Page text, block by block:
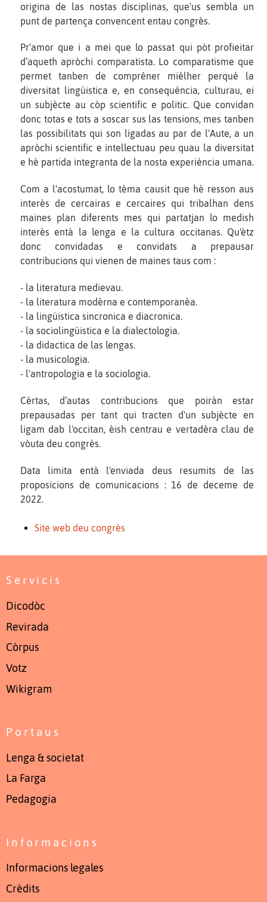
origina de las nostas disciplinas, que'us sembla un
punt de partença convencent entau congrès.
Pr'amor que i a mei que lo passat qui pòt profieitar
d’aqueth apròchi comparatista. Lo comparatisme que
permet tanben de compréner miélher perqué la
diversitat lingüistica e, en consequéncia, culturau, ei
un subjècte au còp scientific e politic. Que convidan
donc totas e tots a soscar sus las tensions, mes tanben
las possibilitats qui son ligadas au par de l'Aute, a un
apròchi scientific e intellectuau peu quau la diversitat
e hè partida integranta de la nosta experiéncia umana.
Com a l'acostumat, lo tèma causit que hè resson aus
interès de cercairas e cercaires qui tribalhan dens
maines plan diferents mes qui partatjan lo medish
interès entà la lenga e la cultura occitanas. Qu'ètz
donc convidadas e convidats a prepausar
contribucions qui vienen de maines taus com :
- la literatura medievau.
- la literatura modèrna e contemporanèa.
- la lingüistica sincronica e diacronica.
- la sociolingüistica e la dialectologia.
- la didactica de las lengas.
- la musicologia.
- l'antropologia e la sociologia.
Cèrtas, d’autas contribucions que poiràn estar
prepausadas per tant qui tracten d'un subjècte en
ligam dab l'occitan, èish centrau e vertadèra clau de
vòuta deu congrès.
Data limita entà l'enviada deus resumits de las
proposicions de comunicacions : 16 de deceme de
2022.
Site web deu congrès
Servicis
Dicodòc
Revirada
Còrpus
Votz
Wikigram
Portaus
Lenga & societat
La Farga
Pedagogia
Informacions
Informacions legales
Crèdits